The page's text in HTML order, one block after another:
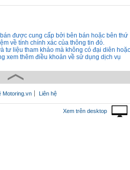
được cung cấp bởi bên bán hoặc bên thứ
về tính chính xác của thông tin đó.
tư liệu tham khảo mà không có đại diên hoặc
xem thêm điều khoản về sử dụng dịch vụ
Motoring.vn Liên hệ
Xem trên desktop